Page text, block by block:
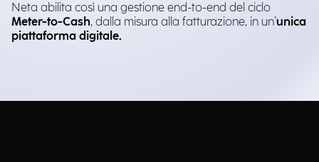
Neta abilita così una gestione end-to-end del ciclo
Meter-to-Cash, dalla misura alla fatturazione, in un’unica
piattaforma digitale.